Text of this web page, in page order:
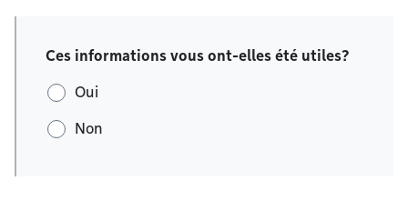
Ces informations vous ont-elles été utiles?
Oui
Non